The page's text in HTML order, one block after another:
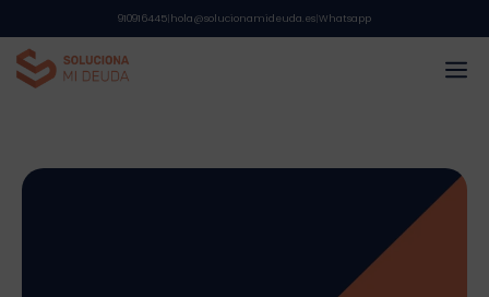
al
contenido
910916445|hola@solucionamideuda.es|Whatsapp